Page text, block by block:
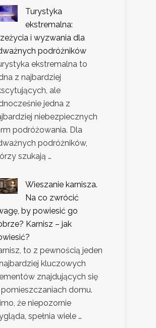
Turystyka
ekstremalna:
i wyzwania dla
podróżników
ekstremalna to
z najbardziej
ale
jedna z
niebezpiecznych
podróżowania. Dla
podróżników,
szukają …
Wieszanie karnisza.
Na co zwrócić
by powiesić go
Karnisz – jak
to z pewnością jeden
kluczowych
znajdujących się
domu.
że niepozornie
spełnia wiele …